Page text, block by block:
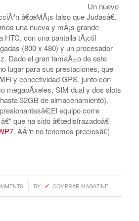
Un nuevo
â€œMÃ¡s falso que Judasâ€.
una nueva y mÃ¡s grande
HTC, con una pantalla tÃ¡ctil
(800 x 480) y un procesador
Dado el gran tamaÃ±o de este
lugar para sus prestaciones, que
y conectividad GPS, junto con
megapÃ­xeles, SIM dual y dos slots
32GB de almacenamiento).
equipo corre
que ha sido â€œdisfrazadoâ€
. AÃºn no tenemos preciosâ€¦
BY COMPRAR MAGAZINE